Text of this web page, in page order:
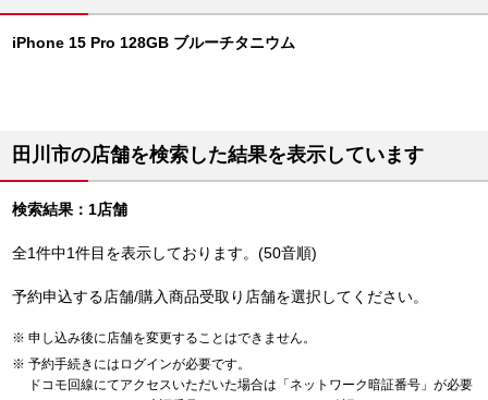
iPhone 15 Pro 128GB ブルーチタニウム
田川市の店舗を検索した結果を表示しています
検索結果：1店舗
全1件中1件目を表示しております。(50音順)
予約申込する店舗/購入商品受取り店舗を選択してください。
申し込み後に店舗を変更することはできません。
予約手続きにはログインが必要です。
ドコモ回線にてアクセスいただいた場合は「ネットワーク暗証番号」が必要